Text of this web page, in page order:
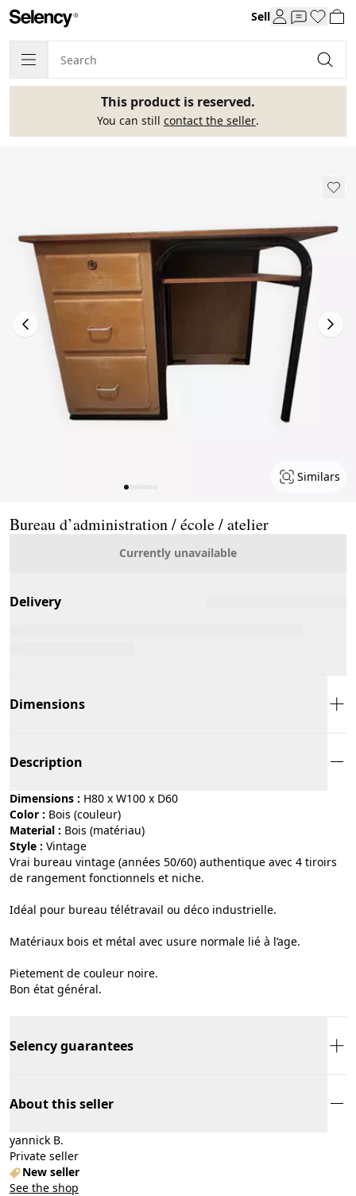
Sell
This product is reserved.
You can still contact the seller.
Similars
Bureau d’administration / école / atelier
Currently unavailable
Delivery
Dimensions
Description
Dimensions : H80 x W100 x D60
Color :
bois (couleur)
Material :
bois (matériau)
Style :
vintage
Vrai bureau vintage (années 50/60) authentique avec 4 tiroirs
de rangement fonctionnels et niche.
Idéal pour bureau télétravail ou déco industrielle.
Matériaux bois et métal avec usure normale lié à l’age.
Pietement de couleur noire.
Bon état général.
Selency guarantees
About this seller
yannick B.
Private seller
New seller
See the shop